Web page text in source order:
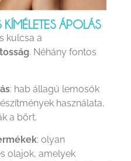
ÁPOLÁS
kulcsa a
. Néhány fontos
: hab állagú lemosók
használata,
a bőrt.
: olyan
olajok, amelyek